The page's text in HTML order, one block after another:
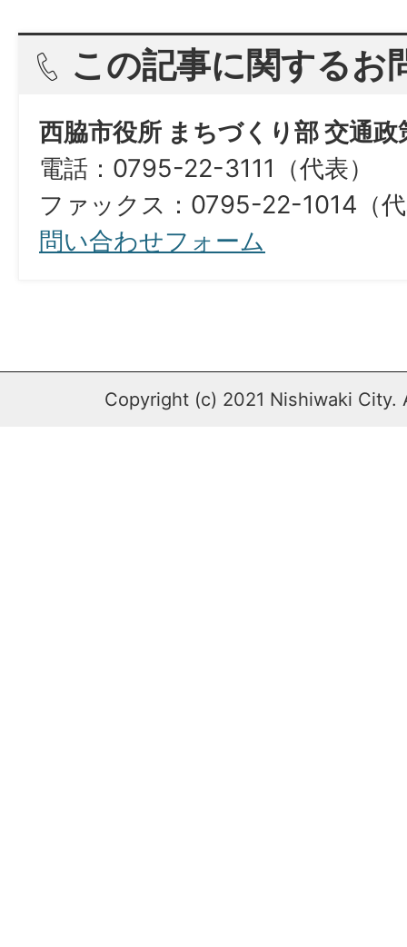
この記事に関するお
西脇市役所 まちづくり部 交通政
電話：0795-22-3111（代表）
ファックス：0795-22-1014（
問い合わせフォーム
Copyright (c) 2021 Nishiwaki City.